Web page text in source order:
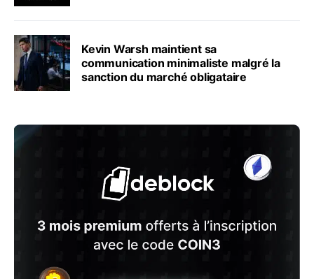
Kevin Warsh maintient sa
communication minimaliste malgré la
sanction du marché obligataire